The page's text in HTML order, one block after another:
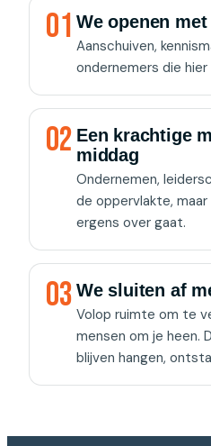
01 We openen
Aanschuiven,
ondernemers die
02 Een krachtige
middag
Ondernemen,
de oppervlakte,
ergens over gaat.
03 We sluiten af
Volop ruimte om te
mensen om je heen.
blijven hangen,